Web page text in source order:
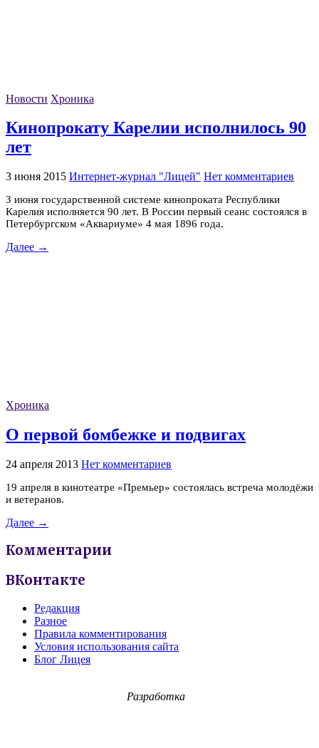
Новости Хроника
Кинопрокату Карелии исполнилось 90
лет
3 июня 2015 Интернет-журнал "Лицей" Нет комментариев
3 июня государственной системе кинопроката Республики
Карелия исполняется 90 лет. В России первый сеанс состоялся в
Петербургском «Аквариуме» 4 мая 1896 года.
Далее →
Хроника
О первой бомбежке и подвигах
24 апреля 2013 Нет комментариев
19 апреля в кинотеатре «Премьер» состоялась встреча молодёжи
и ветеранов.
Далее →
Комментарии
ВКонтакте
Редакция
Разное
Правила комментирования
Условия использования сайта
Блог Лицея
Разработка